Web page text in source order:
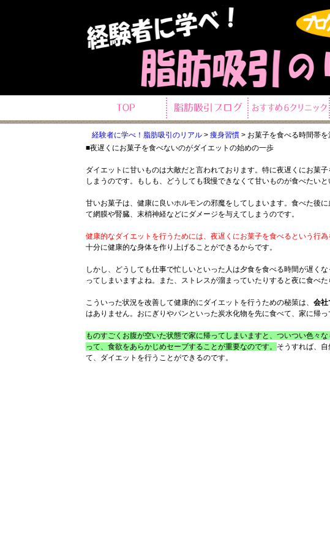
経験者に学べ！脂肪吸引のリアル > 痩身習慣 > お菓子を食べる時間帯
■夜遅くにお菓子を食べないのがダイエットの始めの一歩
ダイエットに甘いものは大敵だと言われております。特に夜遅くにお菓
しまうのです。もしも、どうしても我慢できなくて甘いものが食べたい
甘いお菓子は、健康に良いホルモンの邪魔をしてしまいます。食べた後
て網膜や腎臓、末梢神経などにダメージを与えてしまうのです。
健康的なダイエットを行うためには、夜遅くにお菓子を食べるという行為
十分に健康的な身体を作り上げることができるからです。
しかし、どうしても仕事で忙しいといった人は夕食を食べる時間が遅く
ってしまいますよね。また、ストレスが溜まっていたりすると夜に食べ
こういった状況を改善して健康的にダイエットを行うための秘策は、 会社
はありません。おにぎりやパンといった炭水化物を先に食べて、家に帰
ものすごくお腹が空いた状態で家に帰ってしまいますと、ついつい色々
って、食欲をあらかじめセーブすることが重要なのです。 そうすれば、
て、ダイエットを行うことができるのです。